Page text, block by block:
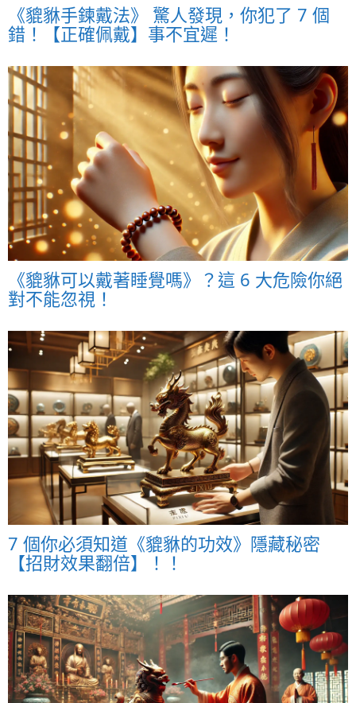
《貔貅手鍊戴法》 驚人發現，你犯了 7 個
錯！【正確佩戴】事不宜遲！
《貔貅可以戴著睡覺嗎》？這 6 大危險你絕
對不能忽視！
7 個你必須知道《貔貅的功效》隱藏秘密
【招財效果翻倍】！！